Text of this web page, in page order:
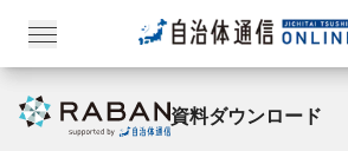
資料ダウンロード